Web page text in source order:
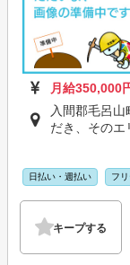
月給350,000
入間郡毛呂
だき、そのエ
日払い・週払い フ
キープする